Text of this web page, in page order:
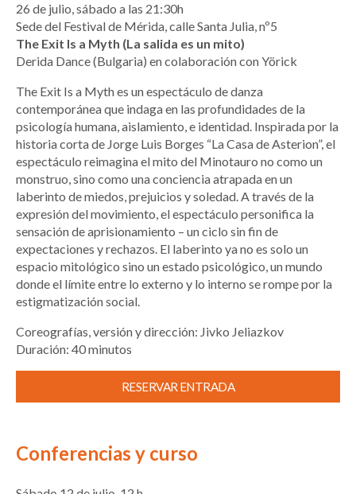
26 de julio, sábado a las 21:30h
Sede del Festival de Mérida, calle Santa Julia, nº5
The Exit Is a Myth (La salida es un mito)
Derida Dance (Bulgaria) en colaboración con Yörick
The Exit Is a Myth es un espectáculo de danza
contemporánea que indaga en las profundidades de la
psicología humana, aislamiento, e identidad. Inspirada por la
historia corta de Jorge Luis Borges “La Casa de Asterion”, el
espectáculo reimagina el mito del Minotauro no como un
monstruo, sino como una conciencia atrapada en un
laberinto de miedos, prejuicios y soledad. A través de la
expresión del movimiento, el espectáculo personifica la
sensación de aprisionamiento – un ciclo sin fin de
expectaciones y rechazos. El laberinto ya no es solo un
espacio mitológico sino un estado psicológico, un mundo
donde el límite entre lo externo y lo interno se rompe por la
estigmatización social.
Coreografías, versión y dirección: Jivko Jeliazkov
Duración: 40 minutos
RESERVAR ENTRADA
Conferencias y curso